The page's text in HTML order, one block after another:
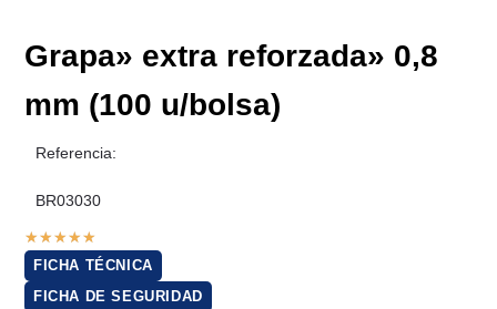
Grapa» extra reforzada» 0,8
mm (100 u/bolsa)
Referencia:
BR03030
★★★★★
FICHA TÉCNICA
FICHA DE SEGURIDAD